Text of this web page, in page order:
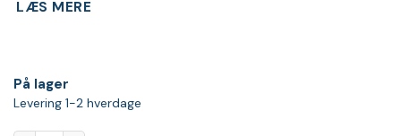
LÆS MERE
På lager
Levering 1-2 hverdage